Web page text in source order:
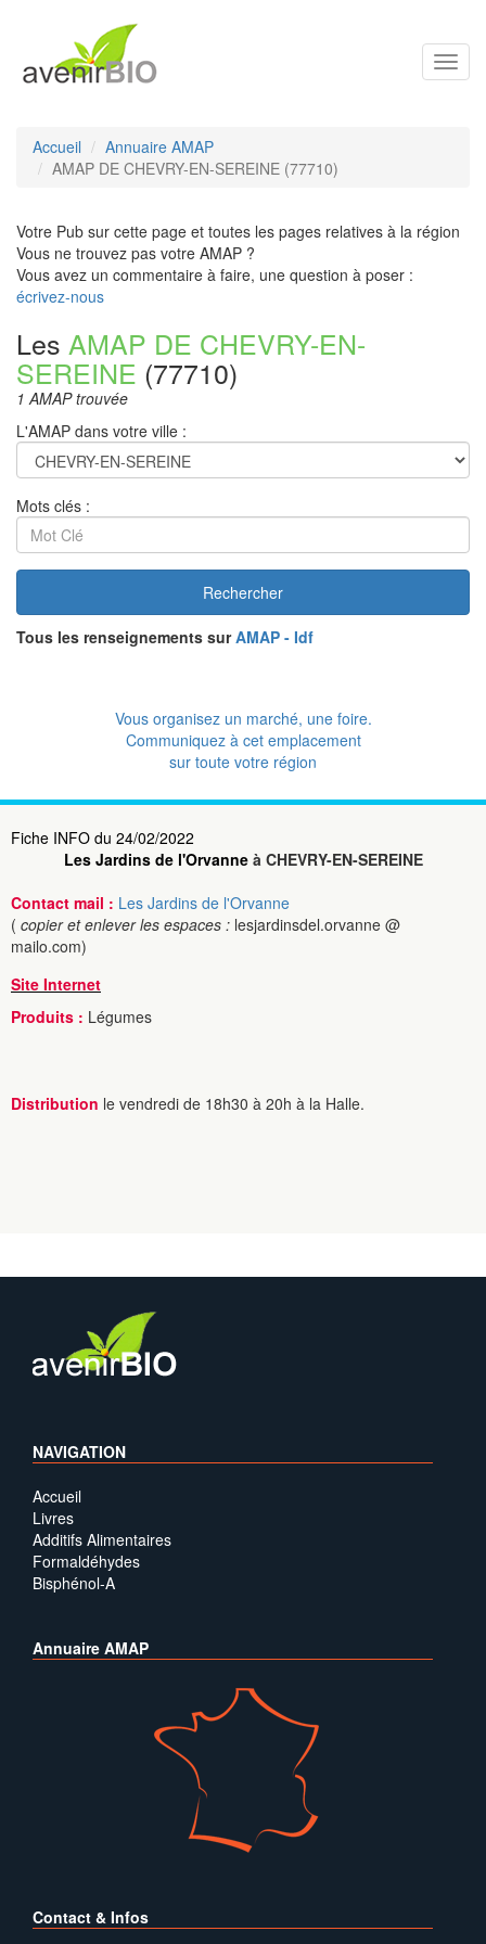
Accueil
Annuaire AMAP
AMAP DE CHEVRY-EN-SEREINE (77710)
Votre Pub sur cette page et toutes les pages relatives à la région
Vous ne trouvez pas votre AMAP ?
Vous avez un commentaire à faire, une question à poser :
écrivez-nous
Les AMAP DE CHEVRY-EN-
SEREINE (77710)
1 AMAP trouvée
L'AMAP dans votre ville :
Mots clés :
Rechercher
Tous les renseignements surAMAP - Idf
Vous organisez un marché, une foire.
Communiquez à cet emplacement
sur toute votre région
Fiche INFO du 24/02/2022
Les Jardins de l'Orvanneà CHEVRY-EN-SEREINE
Contact mail : Les Jardins de l'Orvanne
( copier et enlever les espaces : lesjardinsdel.orvanne @
mailo.com)
Site Internet
Produits : Légumes
Distribution le vendredi de 18h30 à 20h à la Halle.
NAVIGATION
Accueil
Livres
Additifs Alimentaires
Formaldéhydes
Bisphénol-A
Annuaire AMAP
Contact & Infos